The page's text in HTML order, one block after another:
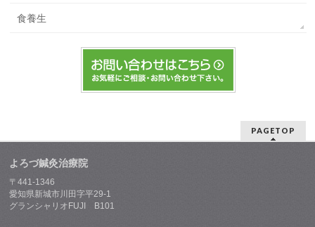
食養生
PAGETOP
よろづ鍼灸治療院
〒441-1346
愛知県新城市川田字平29-1
グランシャリオFUJI B101